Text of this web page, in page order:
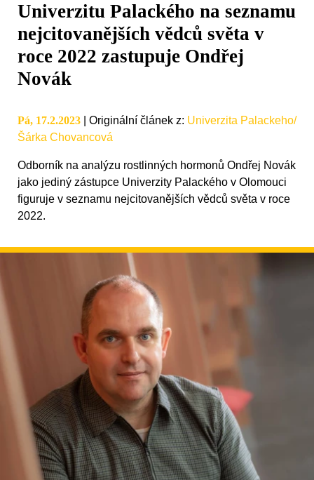
Univerzitu Palackého na seznamu
nejcitovanějších vědců světa v
roce 2022 zastupuje Ondřej
Novák
Pá, 17.2.2023 Originální článek z: Univerzita Palackeho/
Šárka Chovancová
Odborník na analýzu rostlinných hormonů Ondřej Novák
jako jediný zástupce Univerzity Palackého v Olomouci
figuruje v seznamu nejcitovanějších vědců světa v roce
2022.